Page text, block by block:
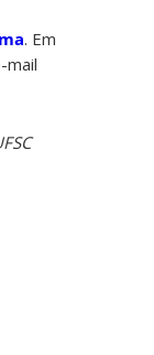
. Em
mail